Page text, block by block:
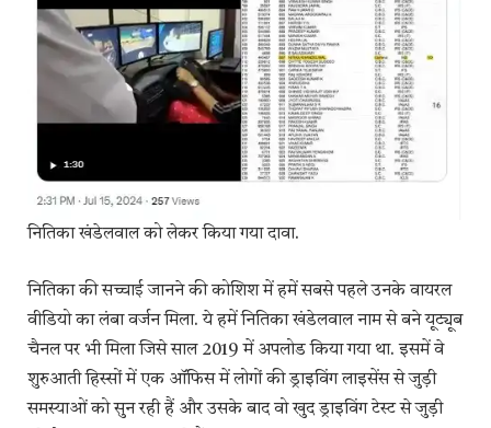
नितिका खंडेलवाल को लेकर किया गया दावा.
नितिका की सच्चाई जानने की कोशिश में हमें सबसे पहले उनके वायरल
वीडियो का लंबा वर्जन मिला. ये हमें नितिका खंडेलवाल नाम से बने यूट्यूब
चैनल पर भी मिला जिसे साल 2019 में अपलोड किया गया था. इसमें वे
शुरुआती हिस्सों में एक ऑफिस में लोगों की ड्राइविंग लाइसेंस से जुड़ी
समस्याओं को सुन रही हैं और उसके बाद वो खुद ड्राइविंग टेस्ट से जुड़ी